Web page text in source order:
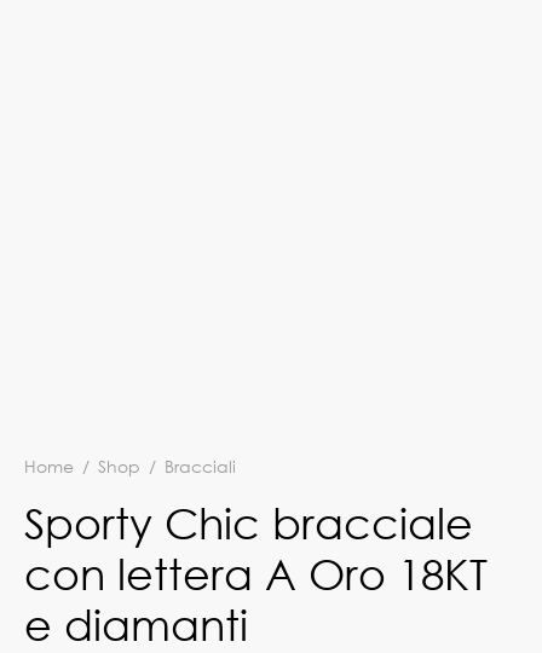
Home / Shop / Bracciali
Sporty Chic bracciale
con lettera A Oro 18KT
e diamanti